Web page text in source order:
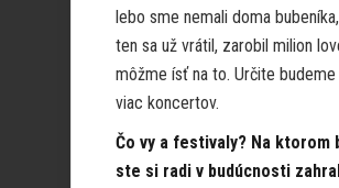
lebo sme nemali doma
ten sa už vrátil, zarobil milion
môžme ísť na to. Určite
viac koncertov.
Čo vy a festivaly? Na ktorom
ste si radi v budúcnosti